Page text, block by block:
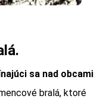
sa nad obcami
bralá, ktoré